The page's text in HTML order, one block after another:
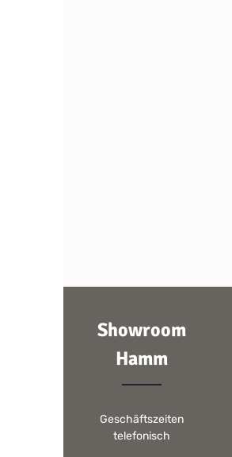
Showroom
Hamm
Geschäftszeiten
telefonisch